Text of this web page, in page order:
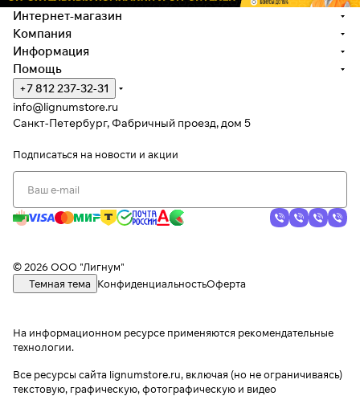
Интернет-магазин
Компания
Информация
Помощь
+7 812 237-32-31
info@lignumstore.ru
Санкт-Петербург, Фабричный проезд, дом 5
Подписаться на новости и акции
© 2026 ООО "Лигнум"
Темная тема
КонфиденциальностьОферта
На информационном ресурсе применяются рекомендательные
технологии.
Все ресурсы сайта lignumstore.ru, включая (но не ограничиваясь)
текстовую, графическую, фотографическую и видео